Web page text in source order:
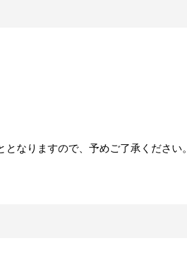
なりますので、予めご了承ください。